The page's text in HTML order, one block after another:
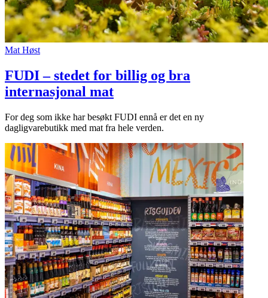
Mat Høst
FUDI – stedet for billig og bra
internasjonal mat
For deg som ikke har besøkt FUDI ennå er det en ny
dagligvarebutikk med mat fra hele verden.